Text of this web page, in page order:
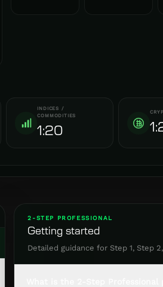
INDICES /
COMMODITIES
1:20
2-STEP PROFESSIONAL
Getting started
Detailed guidance for Step 1, Step